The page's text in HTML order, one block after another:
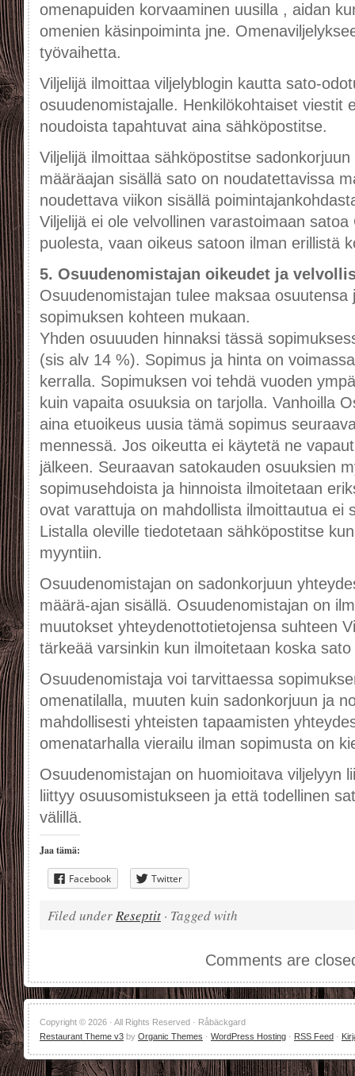
omenapuiden korvaaminen uusilla , aidan
omenien käsinpoiminta jne.
työvaihetta.
Viljelijä ilmoittaa viljelyblogin kautta sato-
osuudenomistajalle. Henkilökohtaiset viestit
noudoista tapahtuvat aina sähköpostitse.
Viljelijä ilmoittaa sähköpostitse
määräajan sisällä sato on noudatettavissa
noudettava viikon sisällä
Viljelijä ei ole velvollinen varastoimaan
puolesta, vaan oikeus satoon ilman erillistä
5. Osuudenomistajan oikeudet ja
Osuudenomistajan tulee maksaa osuutensa
sopimuksen kohteen mukaan.
Yhden osuuuden hinnaksi tässä
(sis alv 14 %). Sopimus ja hinta on
kerralla. Sopimuksen voi tehdä vuoden
kuin vapaita osuuksia on tarjolla. Vanhoilla
aina etuoikeus uusia tämä sopimus
mennessä. Jos oikeutta ei käytetä ne
jälkeen. Seuraavan satokauden osuuksien
sopimusehdoista ja hinnoista ilmoitetaan
ovat varattuja on mahdollista ilmoittautua ei
Listalla oleville tiedotetaan sähköpostitse
myyntiin.
Osuudenomistajan on sadonkorjuun
määrä-ajan sisällä. Osuudenomistajan on
muutokset yhteydenottotietojensa suhteen
tärkeää varsinkin kun ilmoitetaan koska
Osuudenomistaja voi tarvittaessa
omenatilalla, muuten kuin sadonkorjuun ja
mahdollisesti yhteisten tapaamisten
omenatarhalla vierailu ilman sopimusta on
Osuudenomistajan on huomioitava viljelyyn
liittyy osuusomistukseen ja että todellinen
välillä.
Jaa tämä:
Facebook Twitter
Filed underReseptit · Tagged with
Comments are
Copyright © 2026 · All Rights Reserved · Råbäckgard
Restaurant Theme v3 by Organic Themes · WordPress Hosting · RSS Feed ·